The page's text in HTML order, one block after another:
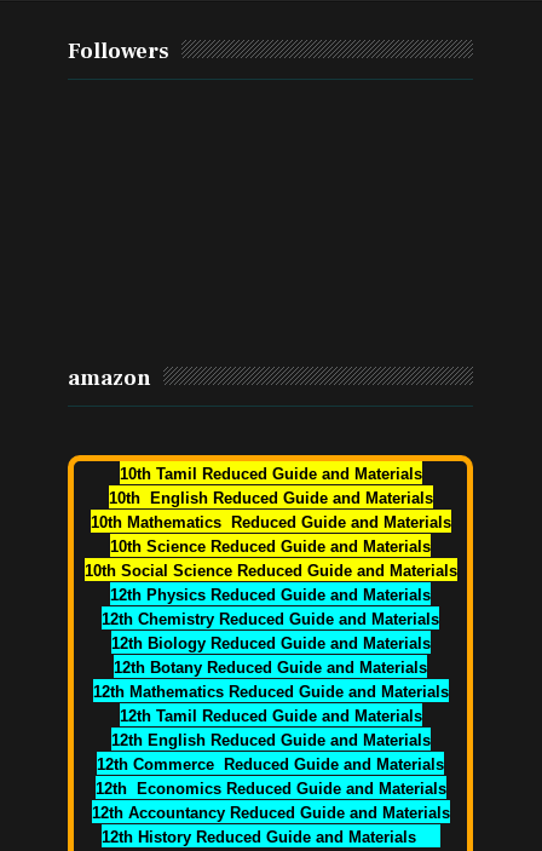
Followers
amazon
10th Tamil Reduced Guide and Materials
10th English Reduced Guide and Materials
10th Mathematics Reduced Guide and Materials
10th Science Reduced Guide and Materials
10th Social Science Reduced Guide and Materials
12th Physics Reduced Guide and Materials
12th Chemistry Reduced Guide and Materials
12th Biology Reduced Guide and Materials
12th Botany Reduced Guide and Materials
12th Mathematics Reduced Guide and Materials
12th Tamil Reduced Guide and Materials
12th English Reduced Guide and Materials
12th Commerce Reduced Guide and Materials
12th Economics Reduced Guide and Materials
12th Accountancy Reduced Guide and Materials
12th History Reduced Guide and Materials